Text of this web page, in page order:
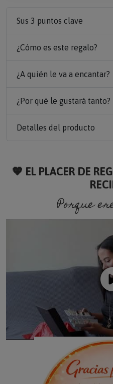
Sus 3 puntos clave
¿Cómo es este regalo?
¿A quién le va a encantar?
¿Por qué le gustará tanto?
Detalles del producto
🧡 EL PLACER DE
Porque eres